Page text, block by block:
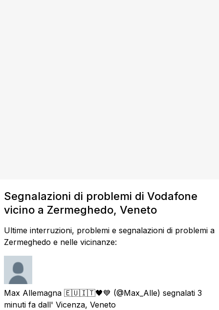
Segnalazioni di problemi di Vodafone
vicino a Zermeghedo, Veneto
Ultime interruzioni, problemi e segnalazioni di problemi a
Zermeghedo e nelle vicinanze:
Max Allemagna 🇪🇺🇮🇹🖤💙 (@Max_Alle) segnalati 3
minuti fa dall' Vicenza, Veneto